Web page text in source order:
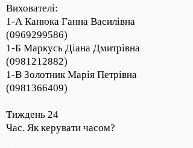
Вихователі:
1-А Канюка Ганна Василівна
(0969299586)
1-Б Маркусь Діана Дмитрівна
(0981212882)
1-В Золотник Марія Петрівна
(0981366409)
Тиждень 24
Час. Як керувати часом?